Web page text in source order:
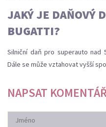
JAKÝ JE DAŇOVÝ
BUGATTI?
Silniční daň pro superauto nad
Dále se může vztahovat vyšší
NAPSAT